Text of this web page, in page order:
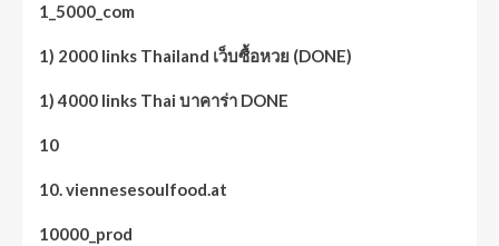
1_5000_com
1) 2000 links Thailand เว็บซื้อหวย (DONE)
1) 4000 links Thai บาคาร่า DONE
10
10. viennesesoulfood.at
10000_prod